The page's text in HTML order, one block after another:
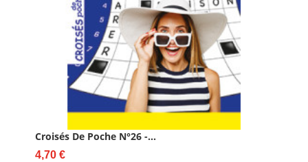
Croisés De Poche N°26 -...
Prix
4,70 €